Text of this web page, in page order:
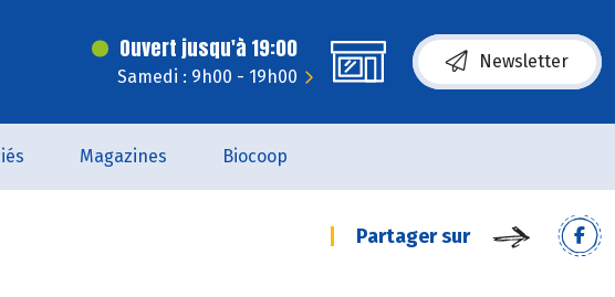
Ouvert jusqu'à 19:00
Samedi : 9h00 - 19h00
Newsletter
Magazines Biocoop
Partager sur